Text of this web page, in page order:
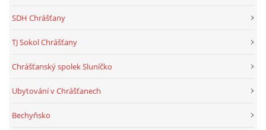
SDH Chrášťany
TJ Sokol Chrášťany
Chrášťanský spolek Sluníčko
Ubytování v Chrášťanech
Bechyňsko